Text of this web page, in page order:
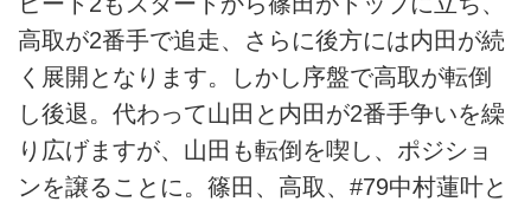
高取が2番手で追走、さらに後方には内田が続
く展開となります。しかし序盤で高取が転倒
し後退。代わって山田と内田が2番手争いを繰
り広げますが、山田も転倒を喫し、ポジショ
ンを譲ることに。篠田、高取、#79中村蓮叶と